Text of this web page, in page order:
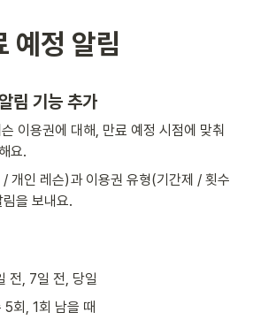
예정 알림
림 기능 추가
이용권에 대해, 만료 예정 시점에 맞춰
요.
개인 레슨)과 이용권 유형(기간제 / 횟수
을 보내요.
전, 7일 전, 당일
회, 1회 남을 때